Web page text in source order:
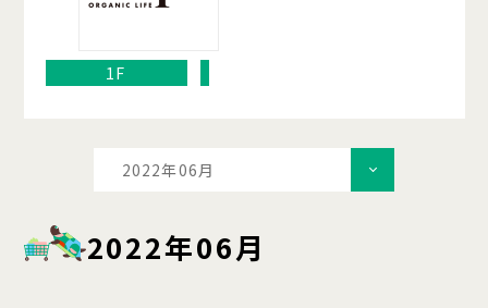
1F
2022年06月
2022年06月